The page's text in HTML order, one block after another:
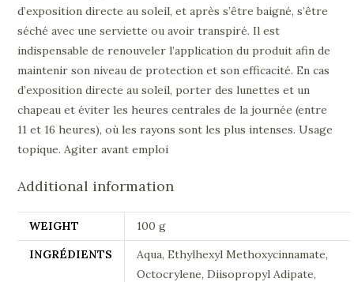
d’exposition directe au soleil, et après s’être baigné, s’être
séché avec une serviette ou avoir transpiré. Il est
indispensable de renouveler l’application du produit afin de
maintenir son niveau de protection et son efficacité. En cas
d’exposition directe au soleil, porter des lunettes et un
chapeau et éviter les heures centrales de la journée (entre
11 et 16 heures), où les rayons sont les plus intenses. Usage
topique. Agiter avant emploi
Additional information
WEIGHT
100 g
INGRÉDIENTS
Aqua, Ethylhexyl Methoxycinnamate,
Octocrylene, Diisopropyl Adipate,